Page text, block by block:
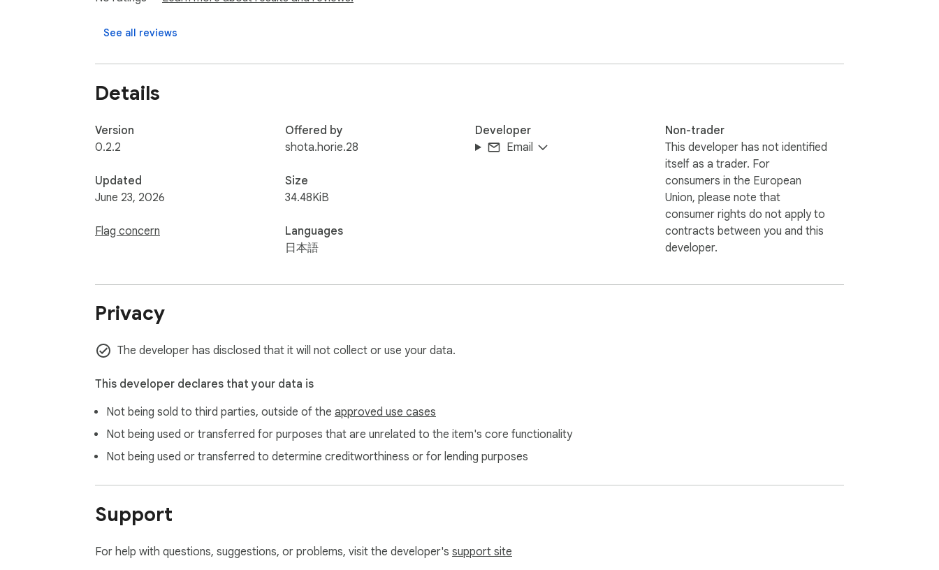
See all reviews
Details
Version
0.2.2
Updated
June 23, 2026
Flag concern
Offered by
shota.horie.28
Size
34.48KiB
Languages
日本語
Developer
Email
Non-trader
This developer has not identified
itself as a trader. For
consumers in the European
Union, please note that
consumer rights do not apply to
contracts between you and this
developer.
Privacy
The developer has disclosed that it will not collect or use your data.
This developer declares that your data is
Not being sold to third parties, outside of the approved use cases
Not being used or transferred for purposes that are unrelated to the item's core functionality
Not being used or transferred to determine creditworthiness or for lending purposes
Support
For help with questions, suggestions, or problems, visit the developer's support site